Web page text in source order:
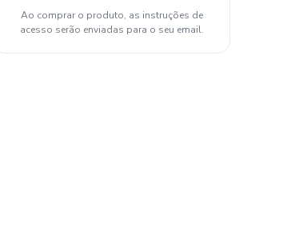
Ao comprar o produto, as instruções de
acesso serão enviadas para o seu email.